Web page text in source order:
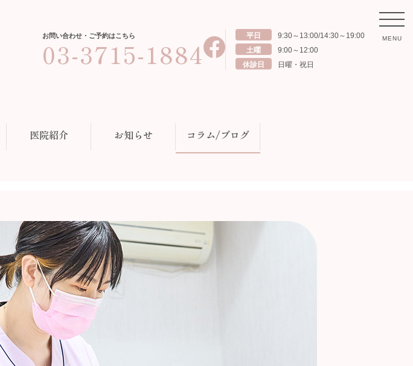
MENU
ホーム
一般歯科
審美歯科
デンタルエステ
お問い合わせ・ご予約はこちら
03-3715-1884
平日
9:30～13:00/14:30～19:00
土曜
9:00～12:00
休診日
日曜・祝日
医院紹介 お知らせ コラム/ブログ